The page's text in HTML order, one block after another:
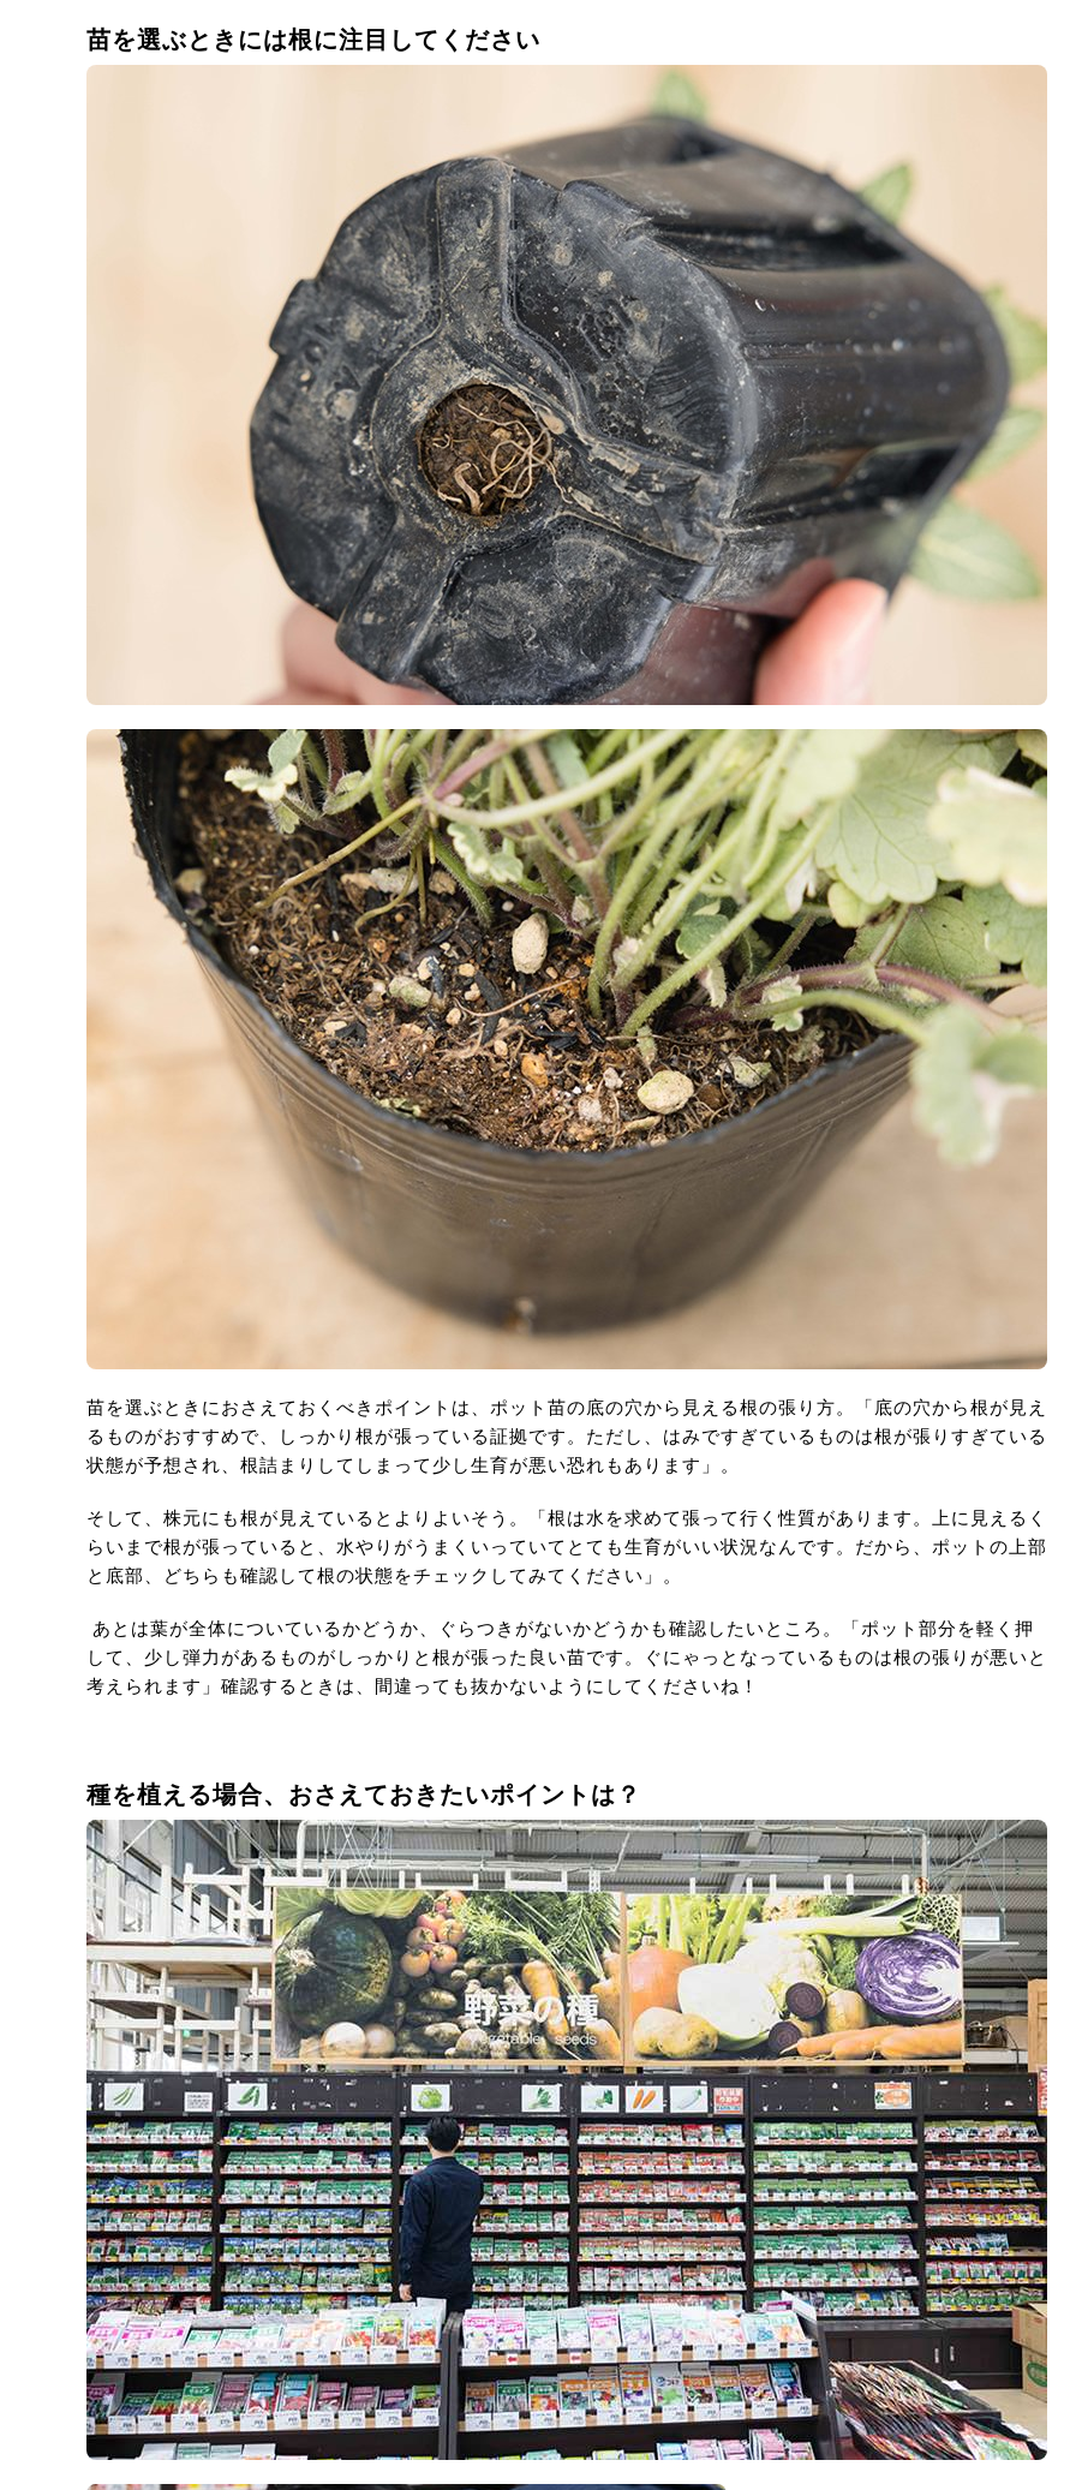
苗を選ぶときには根に注目してください
苗を選ぶときにおさえておくべきポイントは、ポット苗の底の穴から見える根の張り方。「底の穴から根が見え
るものがおすすめで、しっかり根が張っている証拠です。ただし、はみですぎているものは根が張りすぎている
状態が予想され、根詰まりしてしまって少し生育が悪い恐れもあります」。
そして、株元にも根が見えているとよりよいそう。「根は水を求めて張って行く性質があります。上に見えるく
らいまで根が張っていると、水やりがうまくいっていてとても生育がいい状況なんです。だから、ポットの上部
と底部、どちらも確認して根の状態をチェックしてみてください」。
あとは葉が全体についているかどうか、ぐらつきがないかどうかも確認したいところ。「ポット部分を軽く押
して、少し弾力があるものがしっかりと根が張った良い苗です。ぐにゃっとなっているものは根の張りが悪いと
考えられます」確認するときは、間違っても抜かないようにしてくださいね！
種を植える場合、おさえておきたいポイントは？